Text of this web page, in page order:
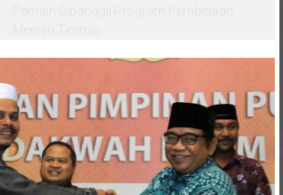
melalui CAI ke-47